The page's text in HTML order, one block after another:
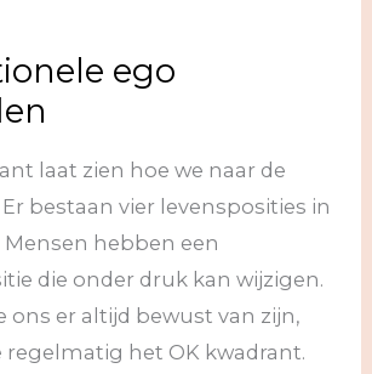
ego
laat zien hoe we naar de
bestaan vier levensposities in
hebben een
die onder druk kan wijzigen.
ons er altijd bewust van zijn,
regelmatig het OK kwadrant.